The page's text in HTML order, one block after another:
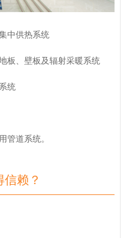
中供热系统
板、壁板及辐射采暖系统
统
管道系统。
赖？